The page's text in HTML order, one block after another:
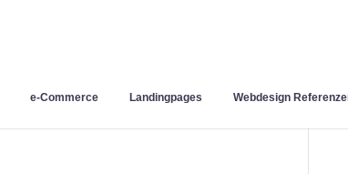
e-Commerce Landingpages Webdesign